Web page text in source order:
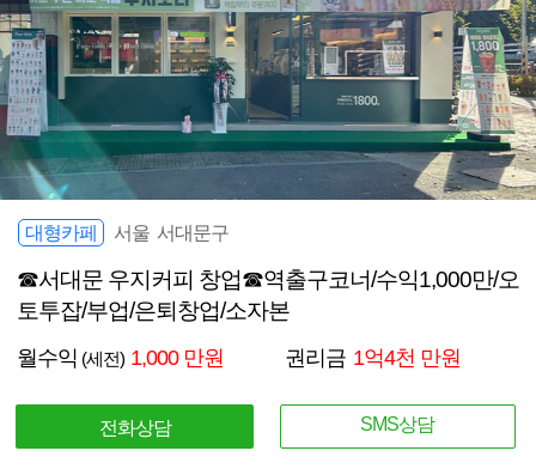
대형카페 서울 서대문구
☎서대문 우지커피 창업☎역출구코너/수익1,000만/오
토투잡/부업/은퇴창업/소자본
월수익 (세전) 1,000 만원 권리금 1억4천 만원
전화상담 SMS상담